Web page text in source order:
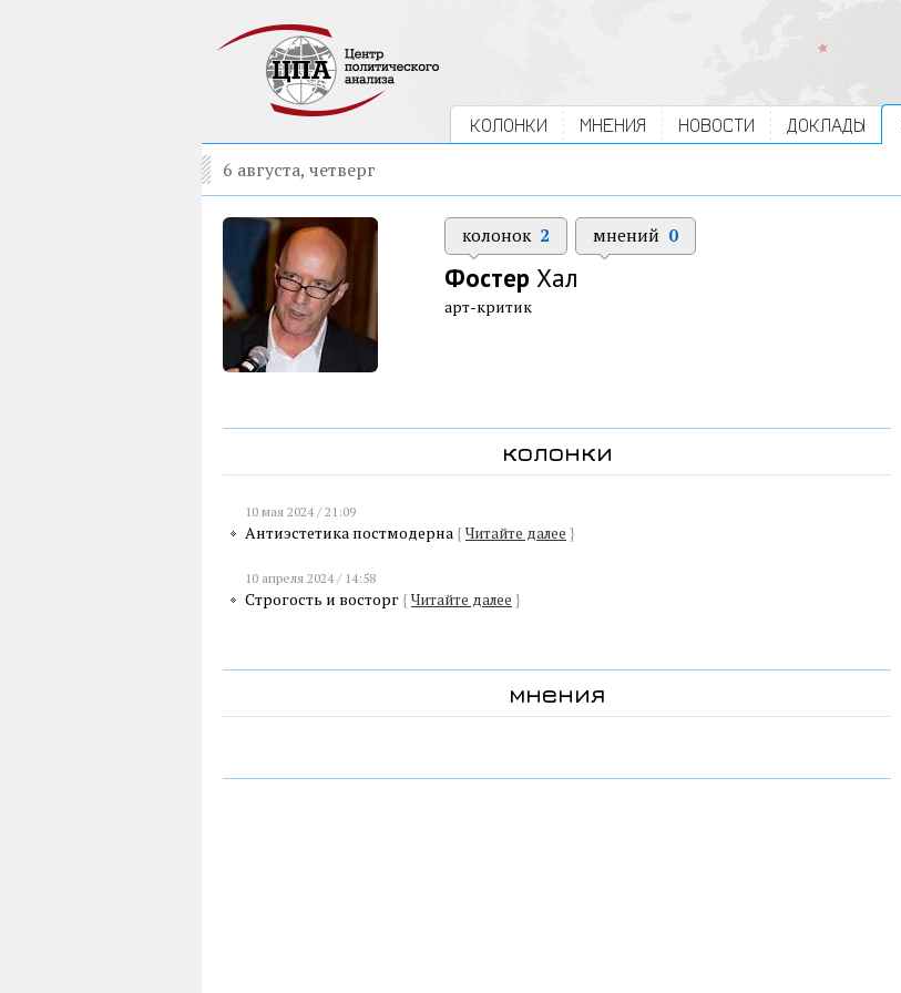
КОЛОНКИ МНЕНИЯ НОВОСТИ ДОКЛАДЫ
6 августа, четверг
колонок 2 мнений 0
Фостер Хал
арт-критик
колонки
10 мая 2024 / 21:09
Антиэстетика постмодерна { Читайте далее }
10 апреля 2024 / 14:58
Строгость и восторг { Читайте далее }
мнения